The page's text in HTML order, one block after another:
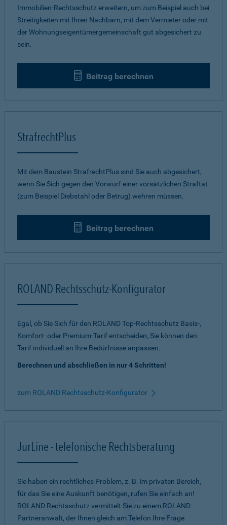
Immobilien-Rechtsschutz erweitern, um zum Beispiel auch bei
Streitigkeiten mit Ihren Nachbarn, mit dem Vermieter oder mit
der Wohnungseigentümergemeinschaft gut abgesichert zu
sein.
Beitrag berechnen
StrafrechtPlus
Mit dem Baustein StrafrechtPlus sind Sie auch abgesichert,
wenn Sie Sich gegen den Vorwurf einer vorsätzlichen Straftat
(zum Beispiel Diebstahl oder Betrug) wehren müssen.
Beitrag berechnen
ROLAND Rechtsschutz-Konfigurator
Egal, ob Sie Sich für den ROLAND Top-Rechtsschutz Basis-,
Komfort- oder Premium-Tarif entscheiden, Sie können den
Tarif individuell an Ihre Bedürfnisse anpassen.
Berechnen und abschließen in nur 4 Schritten!
zum ROLAND Rechtsschutz-Konfigurator
JurLine - telefonische Rechtsberatung
Sie haben ein rechtliches Problem, z. B. im privaten Bereich,
für das Sie eine Auskunft benötigen, rufen Sie einfach an!
ROLAND Rechtsschutz vermittelt Sie zu einem ROLAND-
Partneranwalt, der Ihnen gleich am Telefon Ihre Frage